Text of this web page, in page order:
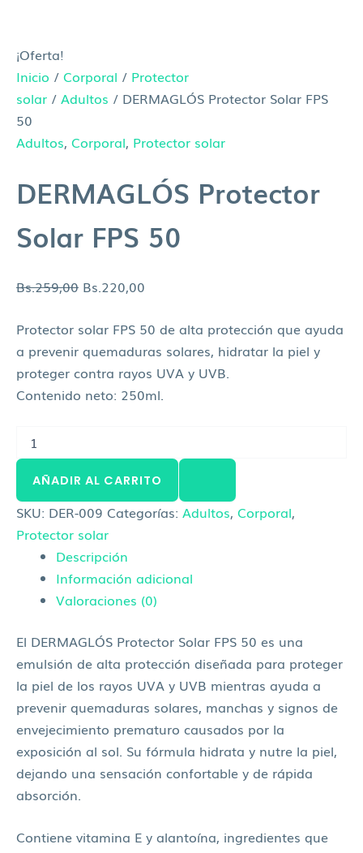
¡Oferta!
Inicio / Corporal / Protector
solar / Adultos / DERMAGLÓS Protector Solar FPS
50
Adultos, Corporal, Protector solar
DERMAGLÓS Protector
Solar FPS 50
Bs.259,00 Bs.220,00
Protector solar FPS 50 de alta protección que ayuda
a prevenir quemaduras solares, hidratar la piel y
proteger contra rayos UVA y UVB.
Contenido neto: 250ml.
AÑADIR AL CARRITO
SKU: DER-009 Categorías: Adultos, Corporal,
Protector solar
Descripción
Información adicional
Valoraciones (0)
El DERMAGLÓS Protector Solar FPS 50 es una
emulsión de alta protección diseñada para proteger
la piel de los rayos UVA y UVB mientras ayuda a
prevenir quemaduras solares, manchas y signos de
envejecimiento prematuro causados por la
exposición al sol. Su fórmula hidrata y nutre la piel,
dejando una sensación confortable y de rápida
absorción.
Contiene vitamina E y alantoína, ingredientes que